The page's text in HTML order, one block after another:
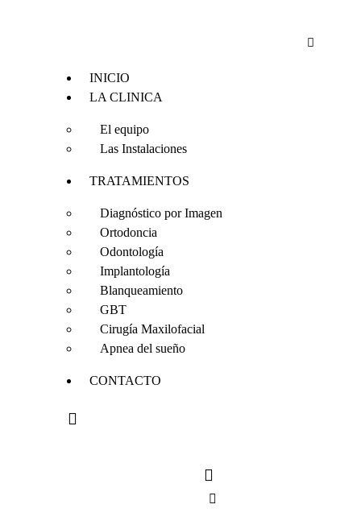
INICIO
LA CLINICA
El equipo
Las Instalaciones
TRATAMIENTOS
Diagnóstico por Imagen
Ortodoncia
Odontología
Implantología
Blanqueamiento
GBT
Cirugía Maxilofacial
Apnea del sueño
CONTACTO